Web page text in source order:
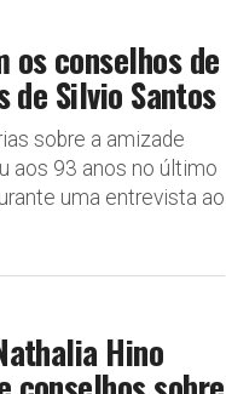
os conselhos de
de Silvio Santos
sobre a amizade
aos 93 anos no último
uma entrevista ao
Hino